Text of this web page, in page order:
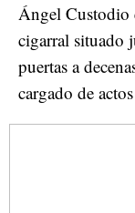
Ángel Custodio
cigarral situado
puertas a
cargado de